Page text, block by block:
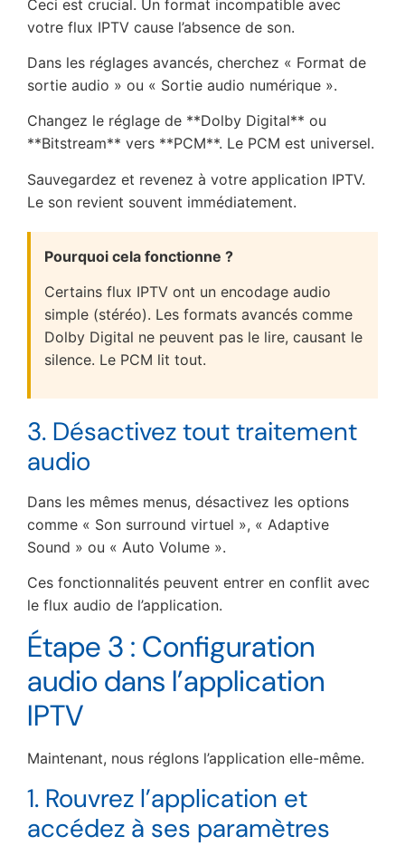
Ceci est crucial. Un format incompatible avec
votre flux IPTV cause l’absence de son.
Dans les réglages avancés, cherchez « Format de
sortie audio » ou « Sortie audio numérique ».
Changez le réglage de **Dolby Digital** ou
**Bitstream** vers **PCM**. Le PCM est universel.
Sauvegardez et revenez à votre application IPTV.
Le son revient souvent immédiatement.
Pourquoi cela fonctionne ?
Certains flux IPTV ont un encodage audio
simple (stéréo). Les formats avancés comme
Dolby Digital ne peuvent pas le lire, causant le
silence. Le PCM lit tout.
3. Désactivez tout traitement
audio
Dans les mêmes menus, désactivez les options
comme « Son surround virtuel », « Adaptive
Sound » ou « Auto Volume ».
Ces fonctionnalités peuvent entrer en conflit avec
le flux audio de l’application.
Étape 3 : Configuration
audio dans l’application
IPTV
Maintenant, nous réglons l’application elle-même.
1. Rouvrez l’application et
accédez à ses paramètres